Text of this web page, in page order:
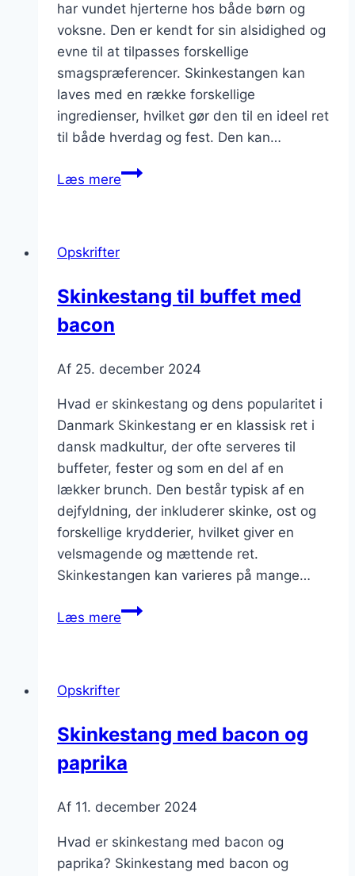
har vundet hjerterne hos både børn og
voksne. Den er kendt for sin alsidighed og
evne til at tilpasses forskellige
smagspræferencer. Skinkestangen kan
laves med en række forskellige
ingredienser, hvilket gør den til en ideel ret
til både hverdag og fest. Den kan…
Læs mereSkinkestang
Opskrifter
Skinkestang til buffet med
bacon
Af 25. december 2024
Hvad er skinkestang og dens popularitet i
Danmark Skinkestang er en klassisk ret i
dansk madkultur, der ofte serveres til
buffeter, fester og som en del af en
lækker brunch. Den består typisk af en
dejfyldning, der inkluderer skinke, ost og
forskellige krydderier, hvilket giver en
velsmagende og mættende ret.
Skinkestangen kan varieres på mange…
Læs mereSkinkestang
Opskrifter
Skinkestang med bacon og
paprika
Af 11. december 2024
Hvad er skinkestang med bacon og
paprika? Skinkestang med bacon og